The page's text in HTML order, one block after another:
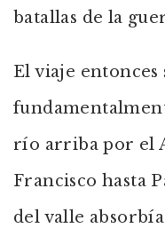
batallas de la
El viaje entonces
río arriba por el
Francisco hasta
del valle